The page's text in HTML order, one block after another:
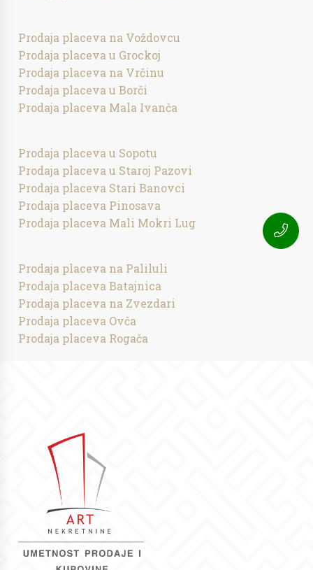
Prodaja placeva na Voždovcu
Prodaja placeva u Grockoj
Prodaja placeva na Vrčinu
Prodaja placeva u Borči
Prodaja placeva Mala Ivanča
Prodaja placeva u Sopotu
Prodaja placeva u Staroj Pazovi
Prodaja placeva Stari Banovci
Prodaja placeva Pinosava
Prodaja placeva Mali Mokri Lug
Prodaja placeva na Paliluli
Prodaja placeva Batajnica
Prodaja placeva na Zvezdari
Prodaja placeva Ovča
Prodaja placeva Rogača